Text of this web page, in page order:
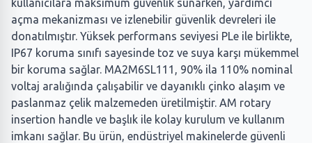
kullanıcılara maksimum güvenlik sunarken, yardımcı
açma mekanizması ve izlenebilir güvenlik devreleri ile
donatılmıştır. Yüksek performans seviyesi PLe ile birlikte,
IP67 koruma sınıfı sayesinde toz ve suya karşı mükemmel
bir koruma sağlar. MA2M6SL111, 90% ila 110% nominal
voltaj aralığında çalışabilir ve dayanıklı çinko alaşım ve
paslanmaz çelik malzemeden üretilmiştir. AM rotary
insertion handle ve başlık ile kolay kurulum ve kullanım
imkanı sağlar. Bu ürün, endüstriyel makinelerde güvenli